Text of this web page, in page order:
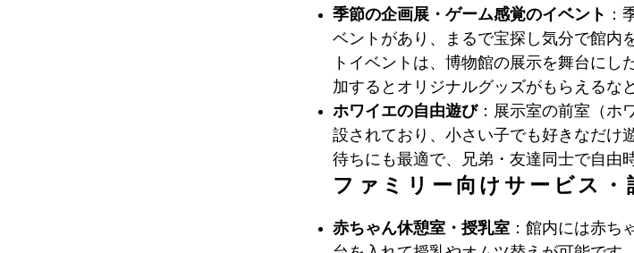
季節の企画展・ゲーム感覚のイベント
：
ベントがあり、まるで宝探し気分で館内
トイベントは、博物館の展示を舞台にし
加するとオリジナルグッズがもらえるな
ホワイエの自由遊び：展示室の前室（ホ
設されており、小さい子でも好きなだけ
待ちにも最適で、兄弟・友達同士で自由
ファミリー向けサービス・
赤ちゃん休憩室・授乳室 ：館内には赤ち